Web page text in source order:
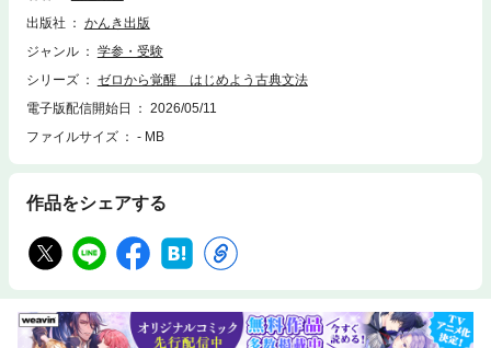
（「はじめに」よ
り）本書は、駿台予備学校の人気講師・渡辺剛啓先生が、古典文法を「得
ず、「なぜそうなるのか」「どう使うのか」までていねいに解説。基礎の
基礎から始めて、入試で使えるレベルまで一気に引き上げます。中学レベ
そのまま読解・問題演習に結びつく構成で「わかる→解ける→伸びる」を
出版社
かんき出版
ジャンル
学参・受験
シリーズ
ゼロから覚醒 はじめよう古典文法
電子版配信開始日
2026/05/11
ファイルサイズ
- MB
作品をシェアする